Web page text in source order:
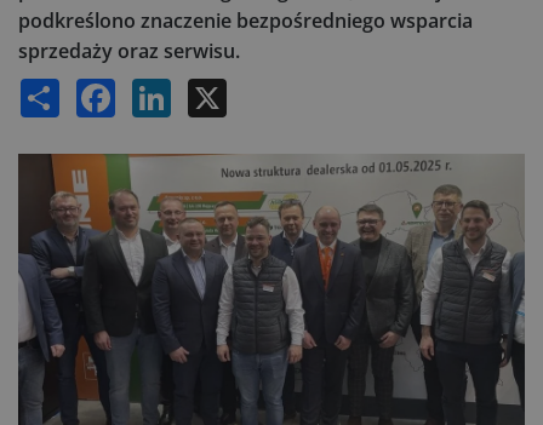
podkreślono znaczenie bezpośredniego wsparcia
sprzedaży oraz serwisu.
Share Facebook LinkedIn